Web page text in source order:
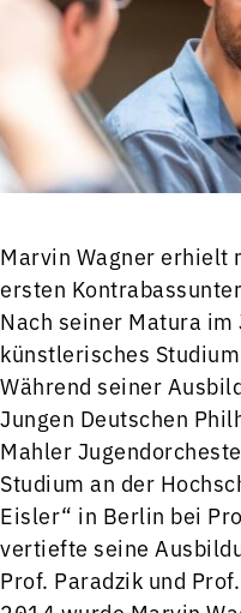
Marvin Wagner erhielt
ersten
Nach seiner Matura
künstlerisches
Während seiner
Jungen Deutschen
Mahler
Studium an der
Eisler“ in Berlin bei
vertiefte seine
Prof. Paradzik und